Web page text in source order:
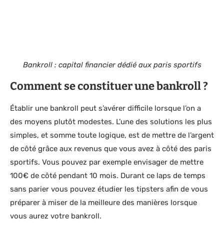
Bankroll : capital financier dédié aux paris sportifs
Comment se constituer une bankroll ?
Établir une bankroll peut s’avérer difficile lorsque l’on a
des moyens plutôt modestes. L’une des solutions les plus
simples, et somme toute logique, est de mettre de l’argent
de côté grâce aux revenus que vous avez à côté des paris
sportifs. Vous pouvez par exemple envisager de mettre
100€ de côté pendant 10 mois. Durant ce laps de temps
sans parier vous pouvez étudier les tipsters afin de vous
préparer à miser de la meilleure des manières lorsque
vous aurez votre bankroll.